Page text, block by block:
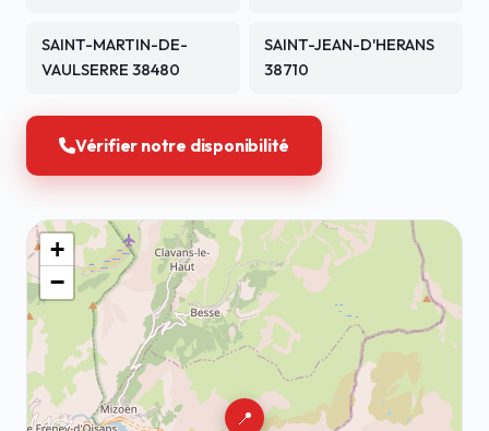
SAINT-MARTIN-DE-
VAULSERRE 38480
SAINT-JEAN-D'HERANS
38710
Vérifier notre disponibilité
📍
+
−